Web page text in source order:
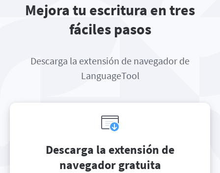
Mejora tu escritura en tres
fáciles pasos
Descarga la extensión de navegador de
LanguageTool
Descarga la extensión de
navegador gratuita